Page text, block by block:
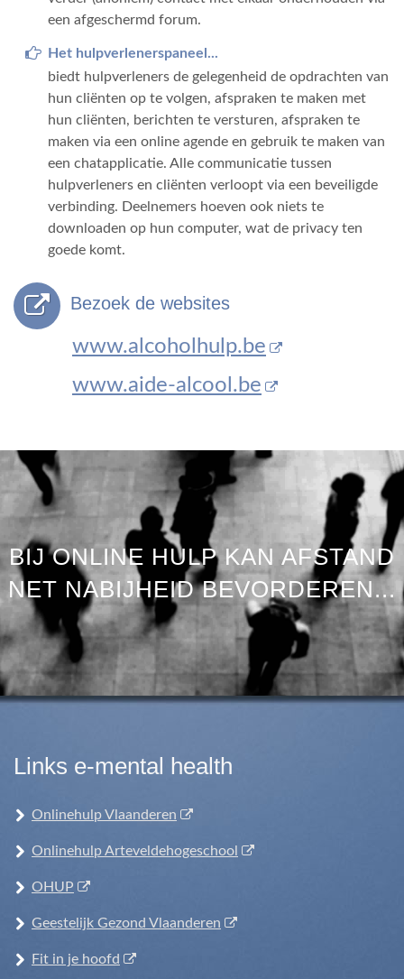
een afgeschermd forum.
Het hulpverlenerspaneel...
biedt hulpverleners de gelegenheid de opdrachten van
hun cliënten op te volgen, afspraken te maken met
hun cliënten, berichten te versturen, afspraken te
maken via een online agende en gebruik te maken van
een chatapplicatie. Alle communicatie tussen
hulpverleners en cliënten verloopt via een beveiligde
verbinding. Deelnemers hoeven ook niets te
downloaden op hun computer, wat de privacy ten
goede komt.
Bezoek de websites
www.alcoholhulp.be
www.aide-alcool.be
BIJ ONLINE HULP KAN AFSTAND
NET NABIJHEID BEVORDEREN...
Links e-mental health
Onlinehulp Vlaanderen
Onlinehulp Arteveldehogeschool
OHUP
Geestelijk Gezond Vlaanderen
Fit in je hoofd